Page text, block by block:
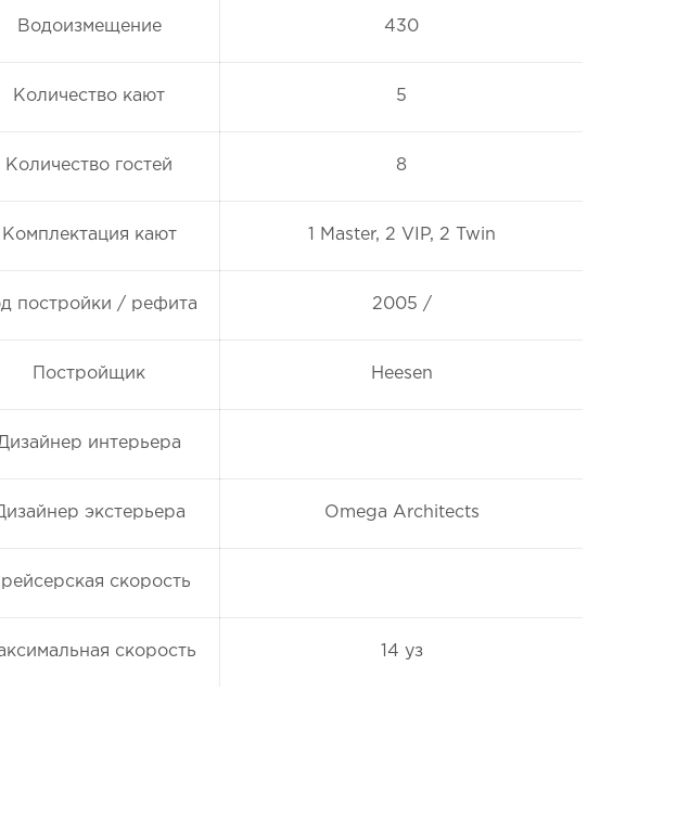
Водоизмещение 430
Количество кают 5
Количество гостей 8
Комплектация кают 1 Master, 2 VIP, 2 Twin
постройки / рефита 2005 /
Постройщик Heesen
интерьера
экстерьера Omega Architects
скорость
скорость 14 уз